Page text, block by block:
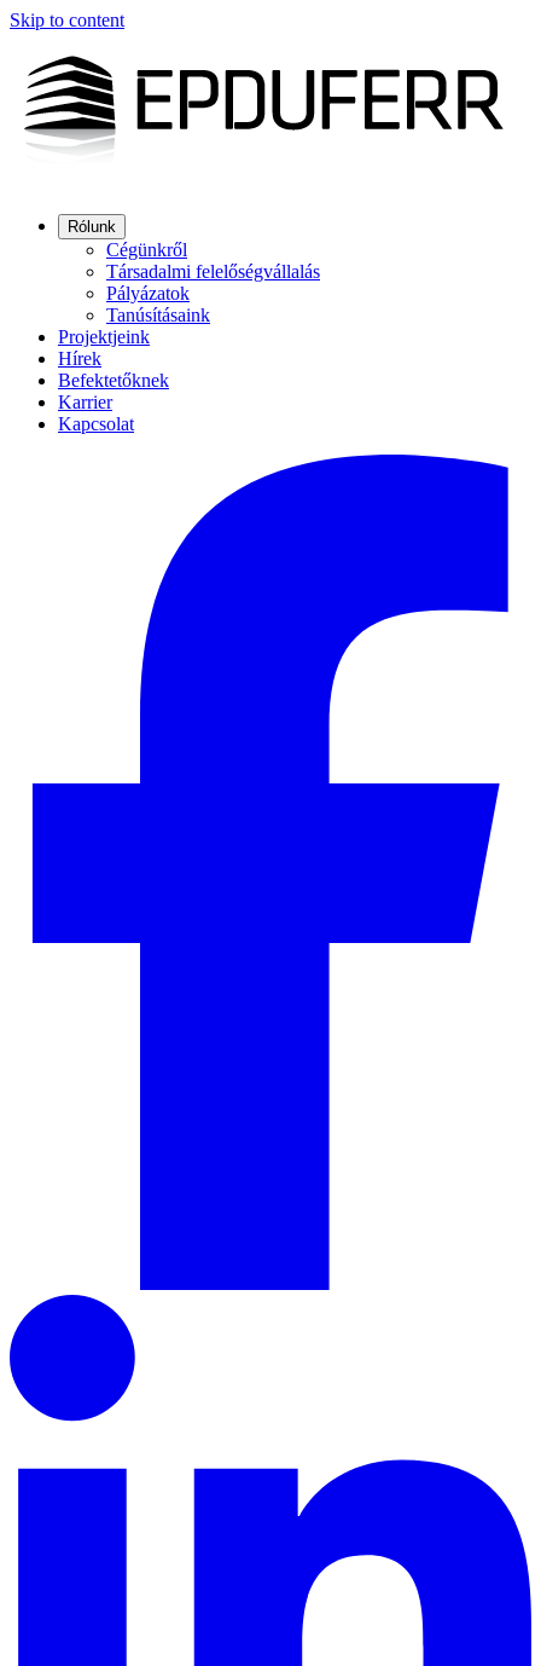
Skip to content
Rólunk
Cégünkről
Társadalmi felelőségvállalás
Pályázatok
Tanúsításaink
Projektjeink
Hírek
Befektetőknek
Karrier
Kapcsolat